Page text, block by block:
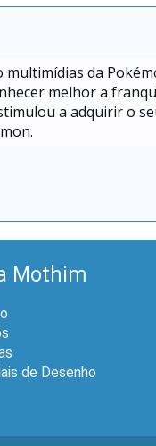
multimídias da
melhor a
a adquirir o
Mothim
de Desenho